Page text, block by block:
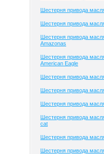
Шестерня привода
Шестерня привода
Шестерня привода
Amazonas
Шестерня привода
American Eagle
Шестерня привода
Шестерня привода
Шестерня привода
Шестерня привода
cat
Шестерня привода
Шестерня привода